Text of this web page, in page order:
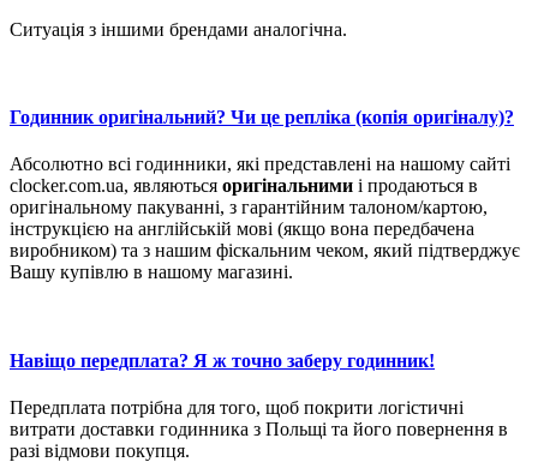
Ситуація з іншими брендами аналогічна.
Годинник оригінальний? Чи це репліка (копія оригіналу)?
Абсолютно всі годинники, які представлені на нашому сайті
clocker.com.ua, являються оригінальними і продаються в
оригінальному пакуванні, з гарантійним талоном/картою,
інструкцією на англійській мові (якщо вона передбачена
виробником) та з нашим фіскальним чеком, який підтверджує
Вашу купівлю в нашому магазині.
Навіщо передплата? Я ж точно заберу годинник!
Передплата потрібна для того, щоб покрити логістичні
витрати доставки годинника з Польщі та його повернення в
разі відмови покупця.